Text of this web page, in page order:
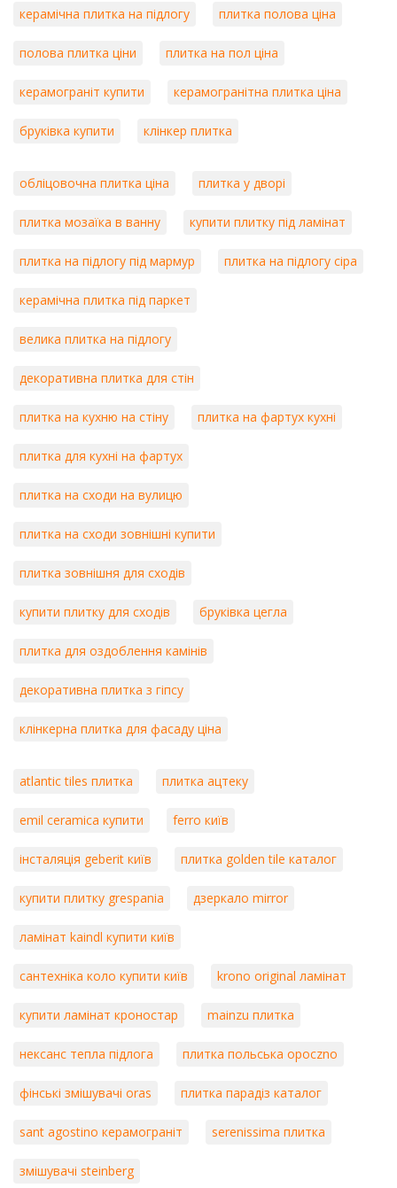
керамічна плитка на підлогу плитка полова ціна
полова плитка ціни плитка на пол ціна
керамограніт купити керамогранітна плитка ціна
бруківка купити клінкер плитка
обліцовочна плитка ціна плитка у дворі
плитка мозаїка в ванну купити плитку під ламінат
плитка на підлогу під мармур плитка на підлогу сіра
керамічна плитка під паркет
велика плитка на підлогу
декоративна плитка для стін
плитка на кухню на стіну плитка на фартух кухні
плитка для кухні на фартух
плитка на сходи на вулицю
плитка на сходи зовнішні купити
плитка зовнішня для сходів
купити плитку для сходів бруківка цегла
плитка для оздоблення камінів
декоративна плитка з гіпсу
клінкерна плитка для фасаду ціна
atlantic tiles плитка плитка ацтеку
emil ceramica купити ferro київ
інсталяція geberit київ плитка golden tile каталог
купити плитку grespania дзеркало mirror
ламінат kaindl купити київ
сантехніка коло купити київ krono original ламінат
купити ламінат кроностар mainzu плитка
нексанс тепла підлога плитка польська opoczno
фінські змішувачі oras плитка парадіз каталог
sant agostino керамограніт serenissima плитка
змішувачі steinberg